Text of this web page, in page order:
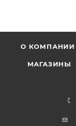
О КОМПАНИИ
МАГАЗИНЫ